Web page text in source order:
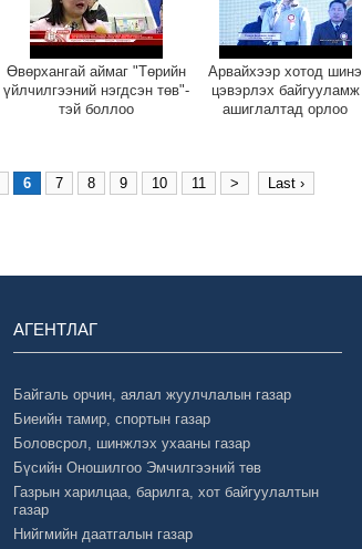
Өвөрхангай аймаг "Төрийн
үйлчилгээний нэгдсэн төв"-
тэй боллоо
Арвайхээр хотод шинэ
цэвэрлэх байгууламж
ашиглалтад орлоо
6 7 8 9 10 11 > Last ›
АГЕНТЛАГ
Байгаль орчин, аялал жуулчлалын газар
Биеийн тамир, спортын газар
Боловсрол, шинжлэх ухааны газар
Бүсийн Оношилгоо Эмчилгээний төв
Газрын харилцаа, барилга, хот байгуулалтын
газар
Нийгмийн даатгалын газар